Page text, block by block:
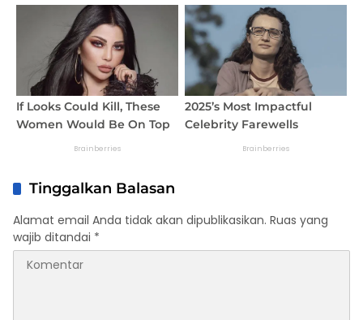
Tinggalkan Balasan
Alamat email Anda tidak akan dipublikasikan. Ruas yang
wajib ditandai *